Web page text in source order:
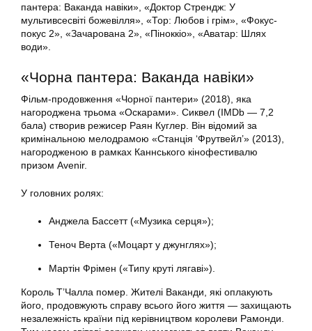
пантера: Ваканда навіки», «Доктор Стрендж: У
мультивсесвіті божевілля», «Тор: Любов і грім», «Фокус-
покус 2», «Зачарована 2», «Піноккіо», «Аватар: Шлях
води».
«Чорна пантера: Ваканда навіки»
Фільм-продовження «Чорної пантери» (2018), яка
нагороджена трьома «Оскарами». Сиквел (IMDb — 7,2
бала) створив режисер Раян Куглер. Він відомий за
кримінальною мелодрамою «Станція ‘Фрутвейл’» (2013),
нагородженою в рамках Каннського кінофестивалю
призом Avenir.
У головних ролях:
Анджела Бассетт («Музика серця»);
Теноч Верта («Моцарт у джунглях»);
Мартін Фрімен («Типу круті лягаві»).
Король Т’Чалла помер. Жителі Ваканди, які оплакують
його, продовжують справу всього його життя — захищають
незалежність країни під керівництвом королеви Рамонди.